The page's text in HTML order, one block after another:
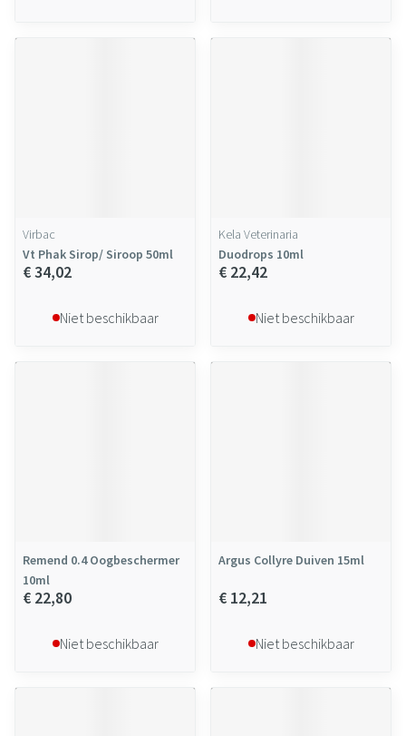
Virbac
Vt Phak Sirop/ Siroop 50ml
€ 34,02
Niet beschikbaar
Kela Veterinaria
Duodrops 10ml
€ 22,42
Niet beschikbaar
Remend 0.4 Oogbeschermer
10ml
€ 22,80
Niet beschikbaar
Argus Collyre Duiven 15ml
€ 12,21
Niet beschikbaar